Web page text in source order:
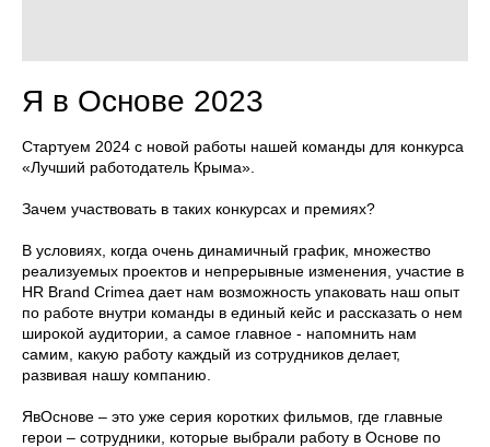
Я в Основе 2023
Стартуем 2024 с новой работы нашей команды для конкурса
«Лучший работодатель Крыма».
Зачем участвовать в таких конкурсах и премиях?
В условиях, когда очень динамичный график, множество
реализуемых проектов и непрерывные изменения, участие в
HR Brand Crimea дает нам возможность упаковать наш опыт
по работе внутри команды в единый кейс и рассказать о нем
широкой аудитории, а самое главное - напомнить нам
самим, какую работу каждый из сотрудников делает,
развивая нашу компанию.
ЯвОснове – это уже серия коротких фильмов, где главные
герои – сотрудники, которые выбрали работу в Основе по